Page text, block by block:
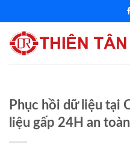
đến
nội
dung
Phục hồi dữ liệu tại
liệu gấp 24H an